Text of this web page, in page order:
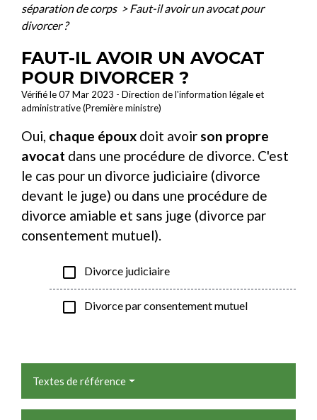
séparation de corps > Faut-il avoir un avocat pour
divorcer ?
FAUT-IL AVOIR UN AVOCAT
POUR DIVORCER ?
Vérifié le 07 Mar 2023 - Direction de l'information légale et
administrative (Première ministre)
Oui, chaque époux doit avoirson propre
avocat dans une procédure de divorce. C'est
le cas pour un divorce judiciaire (divorce
devant le juge) ou dans une procédure de
divorce amiable et sans juge (divorce par
consentement mutuel).
check_box_outline_blank Divorce judiciaire
check_box_outline_blank Divorce par consentement mutuel
Textes de référence